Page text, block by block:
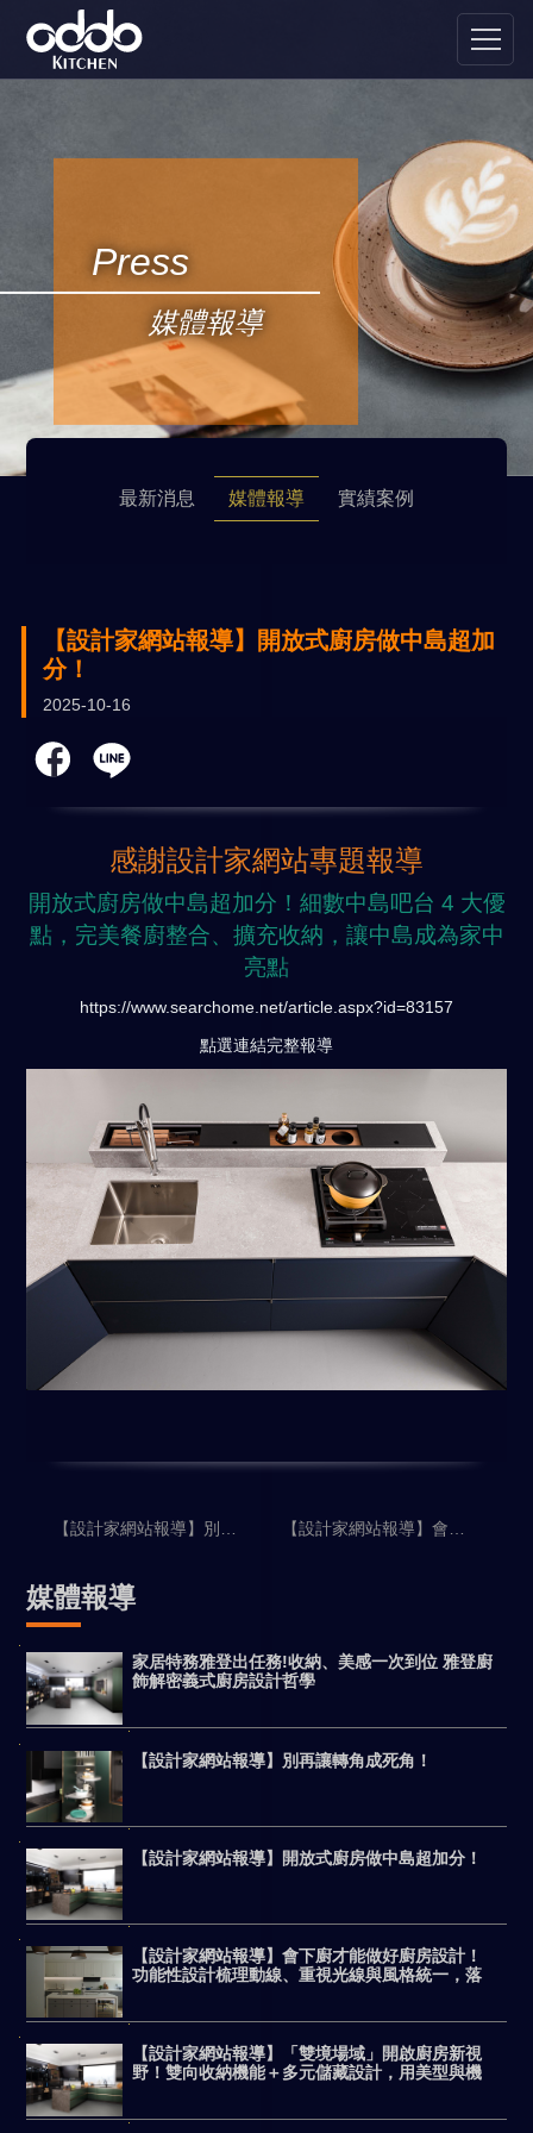
Press
媒體報導
最新消息 媒體報導 實績案例
【設計家網站報導】開放式廚房做中島超加
分！
2025-10-16
感謝設計家網站專題報導
開放式廚房做中島超加分！細數中島吧台 4 大優
點，完美餐廚整合、擴充收納，讓中島成為家中
亮點
https://www.searchome.net/article.aspx?id=83157
點選連結完整報導
媒體報導
家居特務雅登出任務!收納、美感一次到位 雅登廚
飾解密義式廚房設計哲學
【設計家網站報導】別再讓轉角成死角！
【設計家網站報導】開放式廚房做中島超加分！
【設計家網站報導】會下廚才能做好廚房設計！
功能性設計梳理動線、重視光線與風格統一，落
【設計家網站報導】「雙境場域」開啟廚房新視
野！雙向收納機能＋多元儲藏設計，用美型與機